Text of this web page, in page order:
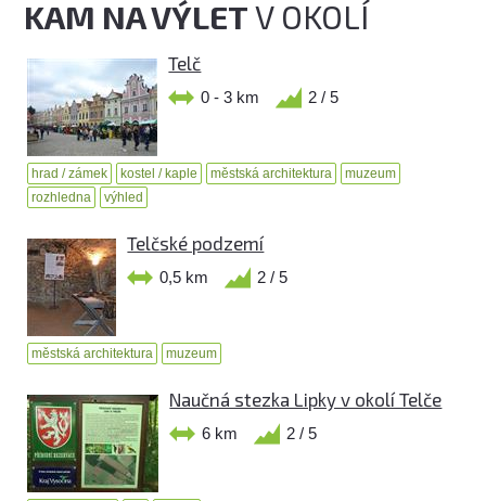
KAM NA VÝLETV OKOLÍ
Telč
0 - 3 km 2 / 5
hrad / zámek kostel / kaple městská architektura
muzeum
rozhledna
výhled
Telčské podzemí
0,5 km 2 / 5
městská architektura muzeum
Naučná stezka Lipky v okolí Telče
6 km 2 / 5